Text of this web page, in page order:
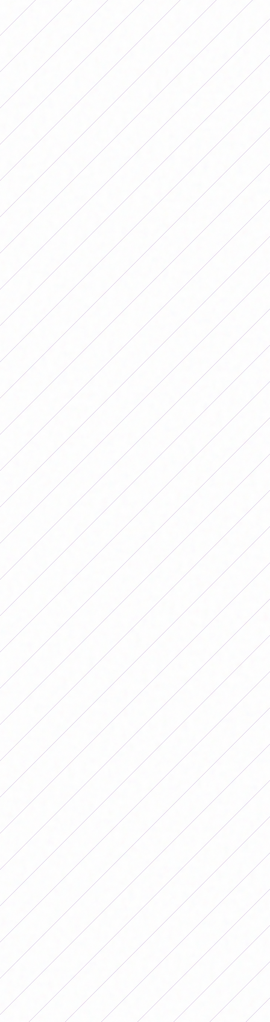
Una vez más, Corinthians fue campeón de la Conmebol
Libertadores. (Foto: Conmebol)
Respecto al premio por participación, cada equipo se
quedó con 50.000 dólares por haber clasificado y
disputar el certamen continental.
Premios Conmebol Libertadores: las
diferencias entre la competencia
masculina y la femenina
En marzo de este año Alejandro Domínguez, presidente
de Conmebol, declaró que quería un fútbol
sudamericano competitivo y por ello aumentaría los
premios de la Libertadores, pero en el fútbol masculino.
En ese sentido en fase de grupos, los equipos
participantes se llevaron 1 millón de dólares. Por su
parte aquello que llegaron a octavos de final recibieron
U$S 1.250.000. Más adelante en la competencia, en
cuartos, los clubes recibieron U$S 1.700.000 mientras
que en semifinales el monto fue de U$S 2.300.000,
monto superior al que percibieron las campeonas en
esta edición femenina.
Respecto al campeón de esta edición de la Conmebol
Libertadores masculina, quien conquiste el trofeo se
llevará como premio 24 millones de dólares.
Cabe destacar que, a pesar de que Conmebol está muy
lejos todavía de equiparar los premios en la misma
disciplina, hubo algunos avances estructurales en esta
edición: por un lado, los equipos hicieron la entrada en
calor dentro de las canchas, algo que las jugadoras
venían reclamando hace mucho tiempo; por el otro, se
implementó el VAR por primera vez en todos los
partidos, desde la fase de grupos hasta la final.
Además, esta edición de la competencia abrió una
puerta para que los equipos compitan